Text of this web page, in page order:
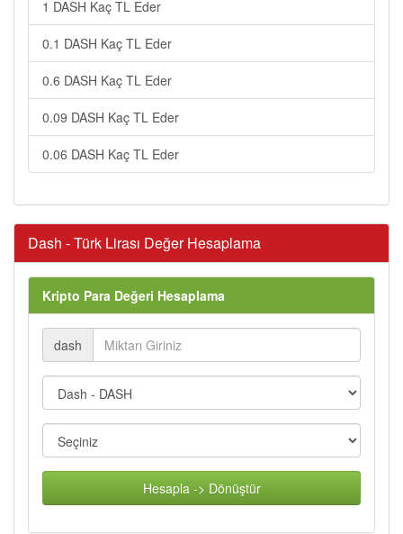
1 DASH Kaç TL Eder
0.1 DASH Kaç TL Eder
0.6 DASH Kaç TL Eder
0.09 DASH Kaç TL Eder
0.06 DASH Kaç TL Eder
Dash - Türk Lirası Değer Hesaplama
Kripto Para Değeri Hesaplama
dash
Hesapla -> Dönüştür